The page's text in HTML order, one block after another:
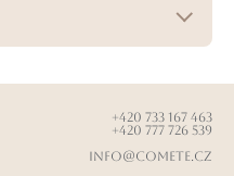
+4​20 733 167 463
+4​20 777 726 539
info@comete.cz